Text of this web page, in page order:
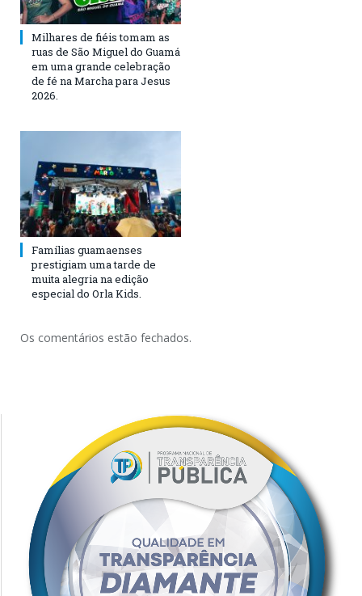
Milhares de fiéis tomam as
ruas de São Miguel do Guamá
em uma grande celebração
de fé na Marcha para Jesus
2026.
Famílias guamaenses
prestigiam uma tarde de
muita alegria na edição
especial do Orla Kids.
Os comentários estão fechados.